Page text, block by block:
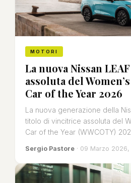
MOTORI
La nuova Nissan
assoluta del
Car of the Year 2026
La nuova generazione della
titolo di vincitrice assoluta del
Car of the Year (WWCOTY)
Sergio Pastore · 09 Marzo 2026,